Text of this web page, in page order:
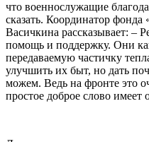
что военнослужащие
сказать. Координатор
Васичкина рассказывает: –
помощь и поддержку. Они
передаваемую частичку
улучшить их быт, но дать
можем. Ведь на фронте это
простое доброе слово имеет